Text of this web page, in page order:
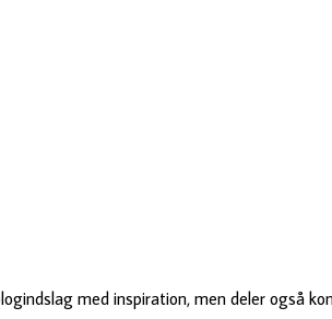
med inspiration, men deler også